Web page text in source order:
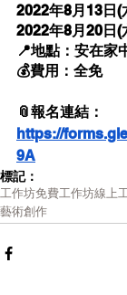
2022年8月13日(
2022年8月20日(
📍地點：安在家
💰費用：全免
📎報名連結：
https://
9A
標記：
工作坊免費工作坊線上
藝術創作